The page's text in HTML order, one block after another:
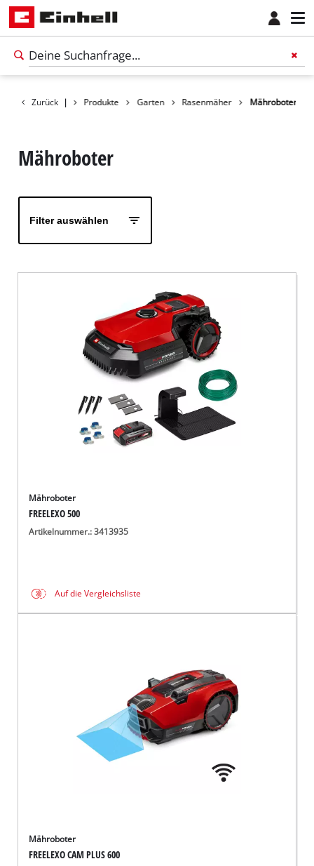
Zurück | Produkte Garten Rasenmäher Mähroboter
Mähroboter
Filter auswählen
Mähroboter
FREELEXO 500
Artikelnummer.: 3413935
Auf die Vergleichsliste
Mähroboter
FREELEXO CAM PLUS 600